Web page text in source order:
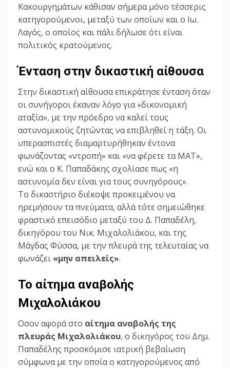
Κακουργημάτων κάθισαν σήμερα μόνο τέσσερις
κατηγορούμενοι, μεταξύ των οποίων και ο Ιω.
Λαγός, ο οποίος και πάλι δήλωσε ότι είναι
πολιτικός κρατούμενος.
Ένταση στην δικαστική αίθουσα
Στην δικαστική αίθουσα επικράτησε ένταση όταν
οι συνήγοροι έκαναν λόγο για «δικονομική
αταξία», με την πρόεδρο να καλεί τους
αστυνομικούς ζητώντας να επιβληθεί η τάξη. Οι
υπερασπιστές διαμαρτυρήθηκαν έντονα
φωνάζοντας «ντροπή» και «να φέρετε τα ΜΑΤ»,
ενώ και ο Κ. Παπαδάκης σχολίασε πως «η
αστυνομία δεν είναι για τους συνηγόρους».
Το δικαστήριο διέκοψε προκειμένου να
ηρεμήσουν τα πνεύματα, αλλά τότε σημειώθηκε
φραστικό επεισόδιο μεταξύ του Δ. Παπαδέλη,
δικηγόρου του Νικ. Μιχαλολιάκου, και της
Μάγδας Φύσσα, με την πλευρά της τελευταίας να
φωνάζει «μην απειλείς».
Το αίτημα αναβολής
Μιχαλολιάκου
Οσον αφορά στο αίτημα αναβολής της
πλευράς Μιχαλολιάκου, ο δικηγόρος του Δημ.
Παπαδέλης προσκόμισε ιατρική βεβαίωση
σύμφωνα με την οποία ο κατηγορούμενος από